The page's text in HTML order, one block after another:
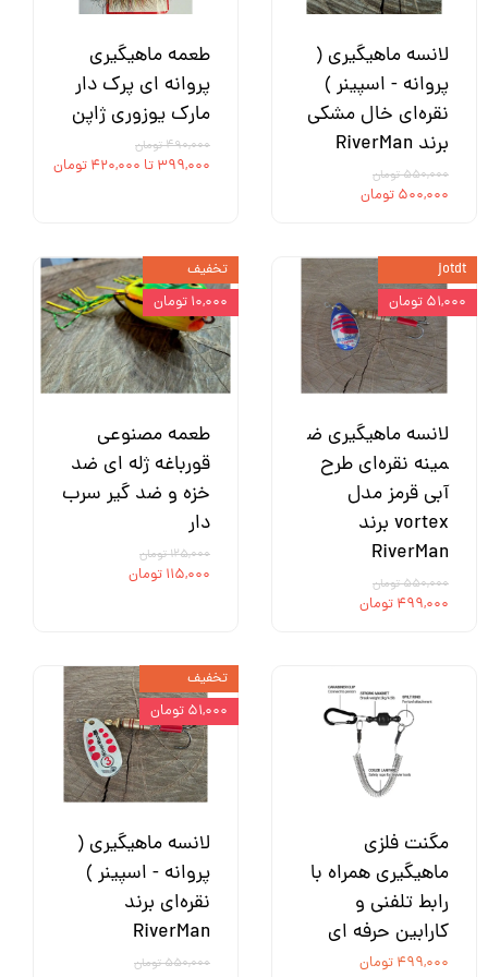
نوع کلاج
جنس دستگیره
فلزی
نوع اسپول
فلزی روکش دار
لاکی
جنس بدنه
گرافیک
لانسه ماهیگیری (
پروانه - اسپینر )
نقره‌ای خال مشکی
برند RiverMan
۵۵۰,۰۰۰ تومان
۵۰۰,۰۰۰ تومان
طعمه ماهیگیری
پروانه ای پرک دار
مارک یوزوری ژاپن
۴۹۰,۰۰۰ تومان
۳۹۹,۰۰۰ تا ۴۲۰,۰۰۰ تومان
لانسه ماهیگیری ض
مینه نقره‌ای طرح
آبی قرمز مدل
vortex برند
RiverMan
۵۵۰,۰۰۰ تومان
۴۹۹,۰۰۰ تومان
jotdt
۵۱,۰۰۰ تومان
طعمه مصنوعی
قورباغه ژله ای ضد
خزه و ضد گیر سرب
دار
۱۲۵,۰۰۰ تومان
۱۱۵,۰۰۰ تومان
تخفیف
۱۰,۰۰۰ تومان
مگنت فلزی
ماهیگیری همراه با
رابط تلفنی و
کارابین حرفه ای
۴۹۹,۰۰۰ تومان
لانسه ماهیگیری (
پروانه - اسپینر )
نقره‌ای برند
RiverMan
۵۵۰,۰۰۰ تومان
تخفیف
۵۱,۰۰۰ تومان